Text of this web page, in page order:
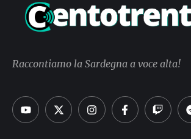
Raccontiamo la Sardegna a voce alta!